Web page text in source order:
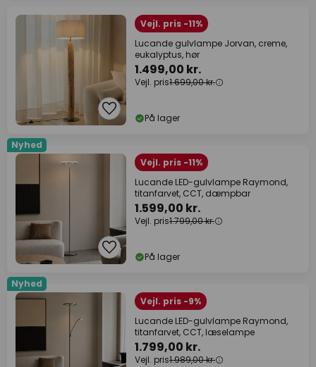
Vejl. pris -11%
Lucande gulvlampe Jorvan, creme,
eukalyptus, hør
1.499,00 kr.
Vejl. pris1.699,00 kr.
På lager
Nyhed
Vejl. pris -11%
Lucande LED-gulvlampe Raymond,
titanfarvet, CCT, dæmpbar
1.599,00 kr.
Vejl. pris1.799,00 kr.
På lager
Nyhed
Vejl. pris -9%
Lucande LED-gulvlampe Raymond,
titanfarvet, CCT, læselampe
1.799,00 kr.
Vejl. pris1.989,00 kr.